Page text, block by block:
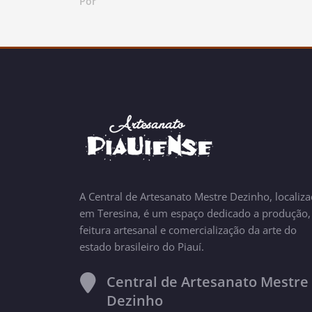
A Central de Artesanato Mestre Dezinho,
em Teresina, é um espaço dedicado a produção,
feitura artesanal e comercialização da arte do
estado brasileiro do Piauí.
Central de Artesanato Mestre
Dezinho